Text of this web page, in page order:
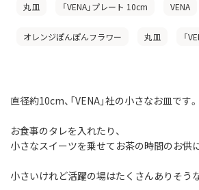
丸皿 「VENA」プレート 10cm VENA
オレンジぽんぽんフラワー 丸皿 「
直径約10cm、「VENA」社の小さなお皿です。
お食事のタレを入れたり、
小さなスイーツを乗せてお茶の時間のお供
小さいけれど活躍の場はたくさんありそう